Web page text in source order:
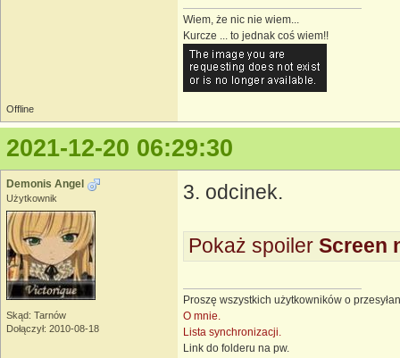
Wiem, że nic nie wiem...
Kurcze ... to jednak coś wiem!!
Offline
2021-12-20 06:29:30
Demonis Angel
Użytkownik
Skąd: Tarnów
Dołączył: 2010-08-18
3. odcinek.
Pokaż spoiler Screen
Proszę wszystkich użytkowników o
O mnie.
Lista synchronizacji.
Link do folderu na pw.